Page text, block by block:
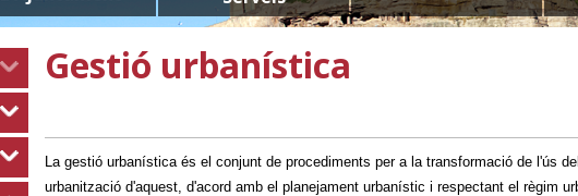
Gestió urbanística
La gestió urbanística és el conjunt de procediments per a la transformació de l'ús
urbanització d'aquest, d'acord amb el planejament urbanístic i respectant el règim